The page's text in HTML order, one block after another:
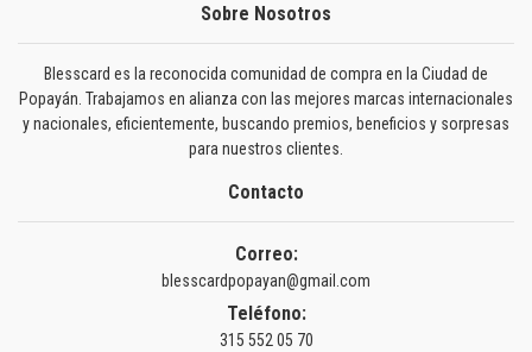
Sobre Nosotros
Blesscard es la reconocida comunidad de compra en la Ciudad de
Popayán. Trabajamos en alianza con las mejores marcas internacionales
y nacionales, eficientemente, buscando premios, beneficios y sorpresas
para nuestros clientes.
Contacto
Correo:
blesscardpopayan@gmail.com
Teléfono:
315 552 05 70